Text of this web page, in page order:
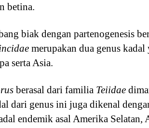
betina.
biak dengan partenogenesis
merupakan dua genus
serta Asia.
berasal dari familia Teiidae
dari genus ini juga dikenal
endemik asal Amerika Selatan,